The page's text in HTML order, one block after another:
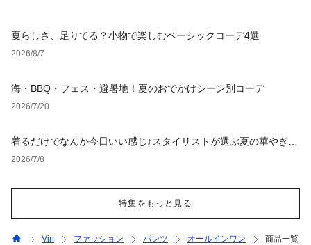
夏らしさ、足りてる？小物で楽しむベーシックコーデ4選
2026/8/7
海・BBQ・フェス・避暑地！夏のおでかけシーン別コーデ
2026/7/20
着るだけでなんか今日いい感じ♪スタイリストが選ぶ夏の華やぎア
イテム4選
2026/7/8
特集をもっと見る
Vin ファッション パンツ オールインワン 商品一覧